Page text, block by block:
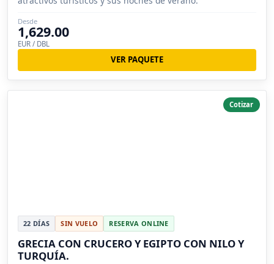
Desde
1,629.00
EUR / DBL
VER PAQUETE
Cotizar
22 DÍAS SIN VUELO RESERVA ONLINE
GRECIA CON CRUCERO Y EGIPTO CON NILO Y
TURQUÍA.